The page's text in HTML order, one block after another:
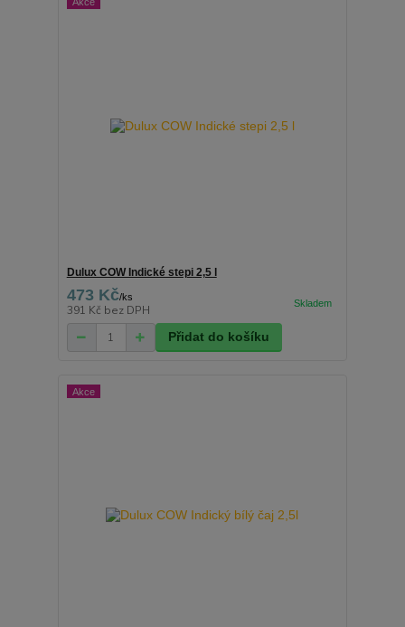
Dulux COW Indické stepi 2,5 l
473 Kč/ks
391 Kč bez DPH
Přidat do košíku
Akce